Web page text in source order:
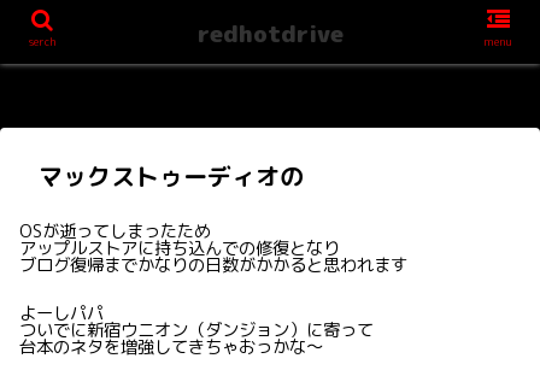
マックストゥーディオの
OSが逝ってしまったため
アップルストアに持ち込んでの修復となり
ブログ復帰までかなりの日数がかかると思われます
よーしパパ
ついでに新宿ウニオン（ダンジョン）に寄って
台本のネタを増強してきちゃおっかな〜
serch redhotdrive menu